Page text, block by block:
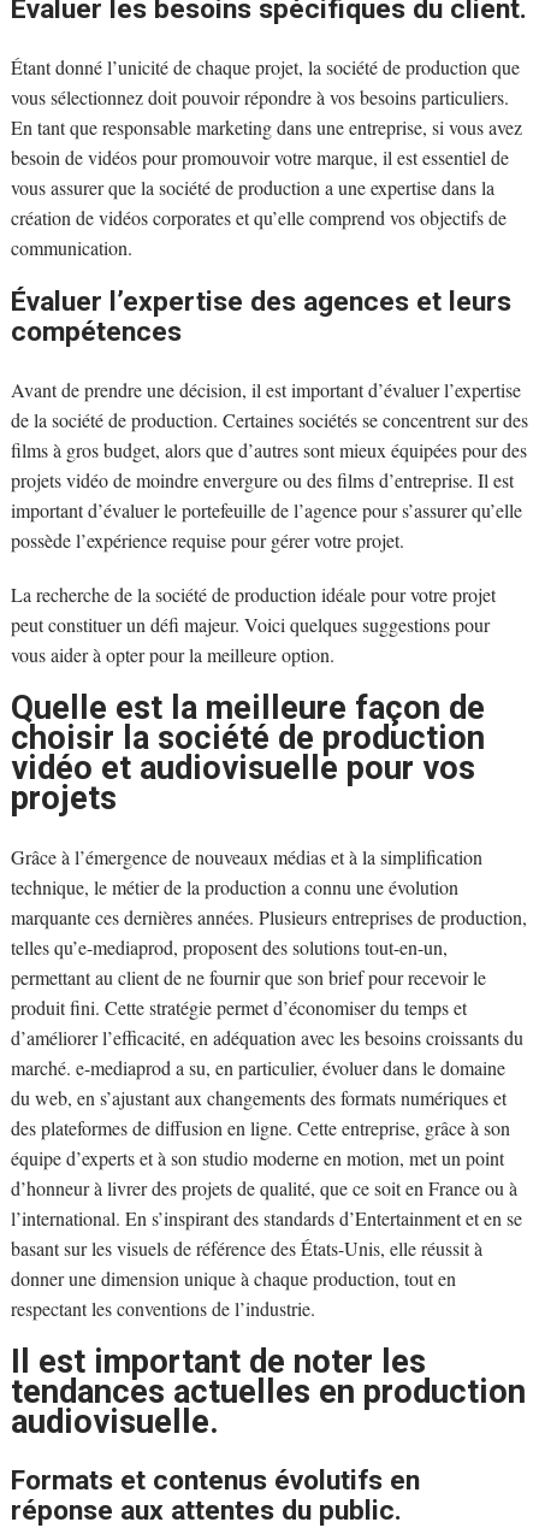
Évaluer les besoins spécifiques du client.
Étant donné l’unicité de chaque projet, la société de production que
vous sélectionnez doit pouvoir répondre à vos besoins particuliers.
En tant que responsable marketing dans une entreprise, si vous avez
besoin de vidéos pour promouvoir votre marque, il est essentiel de
vous assurer que la société de production a une expertise dans la
création de vidéos corporates et qu’elle comprend vos objectifs de
communication.
Évaluer l’expertise des agences et leurs
compétences
Avant de prendre une décision, il est important d’évaluer l’expertise
de la société de production. Certaines sociétés se concentrent sur des
films à gros budget, alors que d’autres sont mieux équipées pour des
projets vidéo de moindre envergure ou des films d’entreprise. Il est
important d’évaluer le portefeuille de l’agence pour s’assurer qu’elle
possède l’expérience requise pour gérer votre projet.
La recherche de la société de production idéale pour votre projet
peut constituer un défi majeur. Voici quelques suggestions pour
vous aider à opter pour la meilleure option.
Quelle est la meilleure façon de
choisir la société de production
vidéo et audiovisuelle pour vos
projets
Grâce à l’émergence de nouveaux médias et à la simplification
technique, le métier de la production a connu une évolution
marquante ces dernières années. Plusieurs entreprises de production,
telles qu’e-mediaprod, proposent des solutions tout-en-un,
permettant au client de ne fournir que son brief pour recevoir le
produit fini. Cette stratégie permet d’économiser du temps et
d’améliorer l’efficacité, en adéquation avec les besoins croissants du
marché. e-mediaprod a su, en particulier, évoluer dans le domaine
du web, en s’ajustant aux changements des formats numériques et
des plateformes de diffusion en ligne. Cette entreprise, grâce à son
équipe d’experts et à son studio moderne en motion, met un point
d’honneur à livrer des projets de qualité, que ce soit en France ou à
l’international. En s’inspirant des standards d’Entertainment et en se
basant sur les visuels de référence des États-Unis, elle réussit à
donner une dimension unique à chaque production, tout en
respectant les conventions de l’industrie.
Il est important de noter les
tendances actuelles en production
audiovisuelle.
Formats et contenus évolutifs en
réponse aux attentes du public.